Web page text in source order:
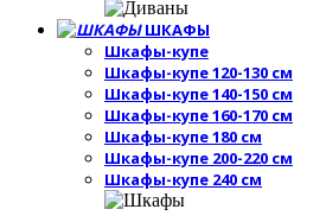
ШКАФЫ
Шкафы-купе
Шкафы-купе 120-130 см
Шкафы-купе 140-150 см
Шкафы-купе 160-170 см
Шкафы-купе 180 см
Шкафы-купе 200-220 см
Шкафы-купе 240 см